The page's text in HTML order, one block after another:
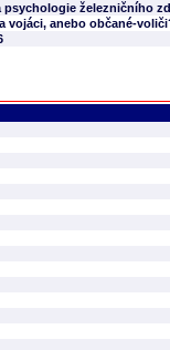
psychologie železničního
vojáci, anebo občané-